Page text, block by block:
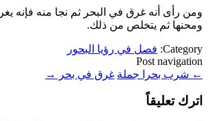
ومن رأى أنه غرق في البحر ثم نجا منه فإنه
ومحنها ثم يتخلص من ذلك.
Category: فصل في رؤيا البحور
Post navigation
← شرب بحرا جملة غرق في بحر →
اترك تعليقاً